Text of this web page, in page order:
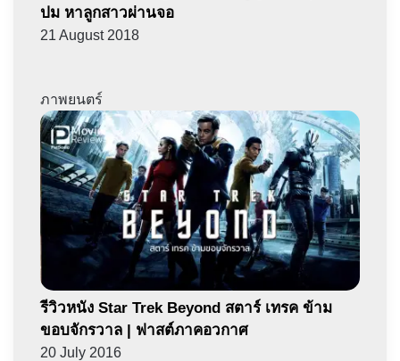
ปม หาลูกสาวผ่านจอ
21 August 2018
ภาพยนตร์
รีวิวหนัง Star Trek Beyond สตาร์ เทรค ข้าม
ขอบจักรวาล | ฟาสต์ภาคอวกาศ
20 July 2016